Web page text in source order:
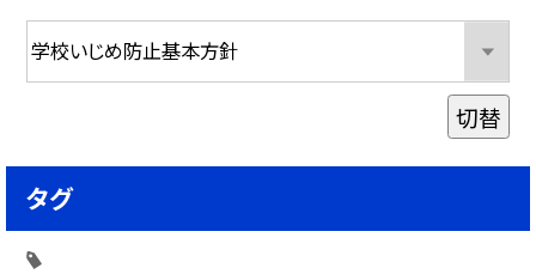
切替
タグ